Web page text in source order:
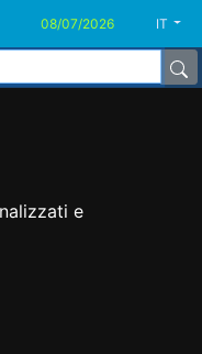
e
IT